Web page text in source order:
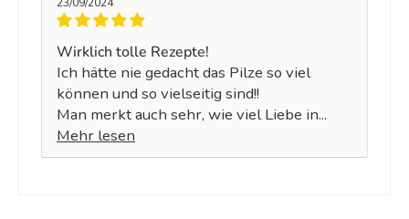
Wirklich tolle Rezepte!
Ich hätte nie gedacht das Pilze so viel
können und so vielseitig sind!!
Man merkt auch sehr, wie viel Liebe in...
Mehr lesen